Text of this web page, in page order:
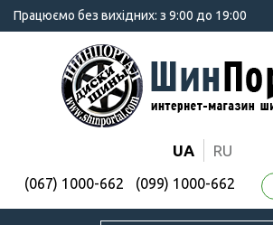
Працюємо без вихідних: з 9:00 до 19:00
UA RU
(067) 1000-662 (099) 1000-662